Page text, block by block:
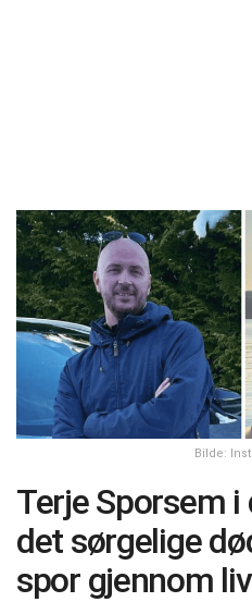
Bilde:
Terje Sporsem
det sørgelige
spor gjennom